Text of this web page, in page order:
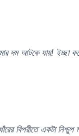
দম আটকে যায়! ইচ্ছা
বিপরীতে একটা নিশ্চুপ